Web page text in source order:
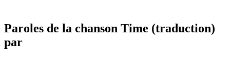
Paroles de la chanson Time (traduction)
par